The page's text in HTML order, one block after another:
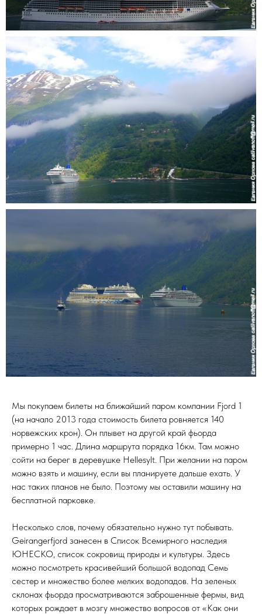
Мы покупаем билеты на ближайший паром компании Fjord 1
(на начало 2013 года стоимость билета ровняется 140
норвежских крон). Он плывет на другой край фьорда
примерно 1 час. Длина маршрута порядка 16км. Там можно
сойти на берег в деревушке Hellesylt. При желании на паром
можно взять и машину, если вы планируете дальше ехать. У
нас таких планов не было. Поэтому мы оставили машину на
бесплатной парковке.
Несколько слов, почему обязательно нужно тут побывать.
Geirangerfjord занесен в Список Всемирного наследия
ЮНЕСКО, список сокровищ природы и культуры. Здесь
можно посмотреть красивейший большой водопад Семь
сестер и множество более мелких водопадов. На зеленых
склонах фьорда просматриваются заброшенные фермы, вид
которых рождает в мозгу множество вопросов от «Как они